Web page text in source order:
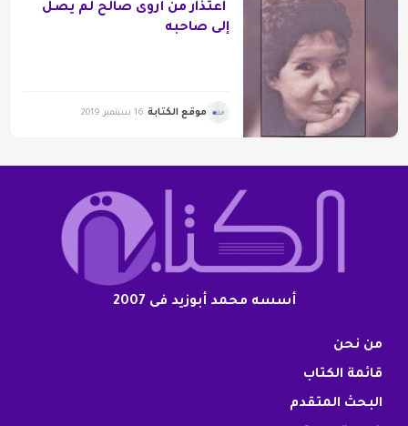
اعتذار من أروى صالح لم يصل
إلى صاحبه
موقع الكتابة 16 سبتمبر 2019
أسسه محمد أبوزيد فى 2007
من نحن
قائمة الكتاب
البحث المتقدم